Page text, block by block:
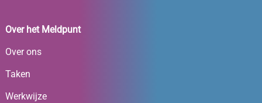
Over het Meldpunt
Over ons
Taken
Werkwijze